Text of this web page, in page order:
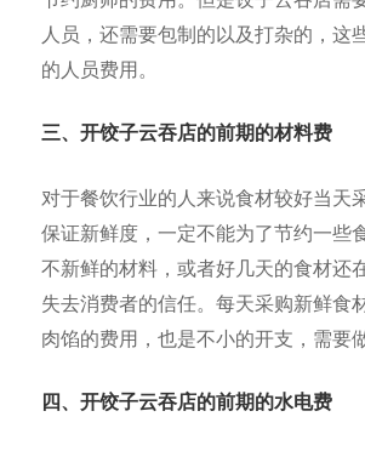
人员，还需要包制的以及打杂的，这
的人员费用。
三、开饺子云吞店的前期的材料费
对于餐饮行业的人来说食材较好当天
保证新鲜度，一定不能为了节约一些
不新鲜的材料，或者好几天的食材还
失去消费者的信任。每天采购新鲜食
肉馅的费用，也是不小的开支，需要
四、开饺子云吞店的前期的水电费